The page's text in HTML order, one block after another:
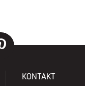
KONTAKT